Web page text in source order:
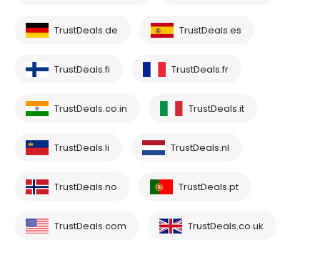
TrustDeals.de TrustDeals.es
TrustDeals.fi TrustDeals.fr
TrustDeals.co.in TrustDeals.it
TrustDeals.li TrustDeals.nl
TrustDeals.no TrustDeals.pt
TrustDeals.com TrustDeals.co.uk